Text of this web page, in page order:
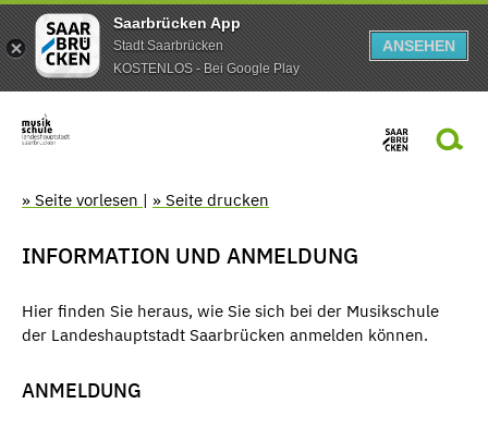
Saarbrücken App
Stadt Saarbrücken
KOSTENLOS - Bei Google Play
ANSEHEN
» Seite vorlesen | » Seite drucken
INFORMATION UND ANMELDUNG
Hier finden Sie heraus, wie Sie sich bei der Musikschule
der Landeshauptstadt Saarbrücken anmelden können.
ANMELDUNG